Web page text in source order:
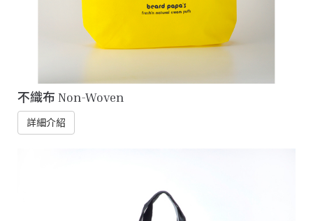
不織布 Non-Woven
詳細介紹